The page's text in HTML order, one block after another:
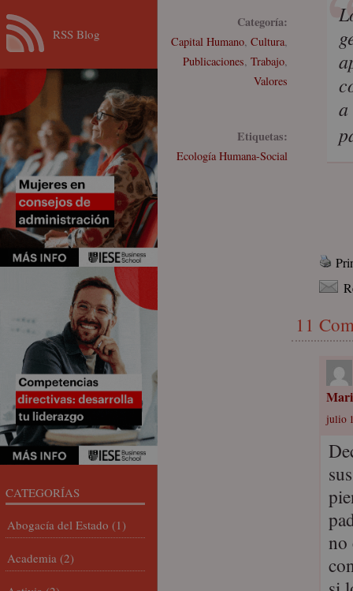
Categoría:
Capital Humano, Cultura,
Publicaciones, Trabajo,
Valores
Etiquetas:
Ecología Humana-Social
11
julio
no
RSS Blog
CATEGORÍAS
Abogacía del Estado (1)
Academia (2)